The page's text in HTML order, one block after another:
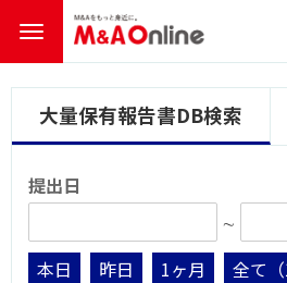
大量保有報告書DB検索
提出日
∼
本日
昨日 1ヶ月 全て（